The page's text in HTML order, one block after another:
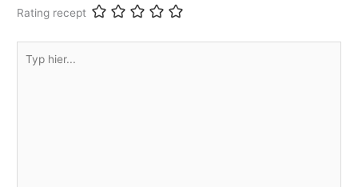
Rating recept
hier...